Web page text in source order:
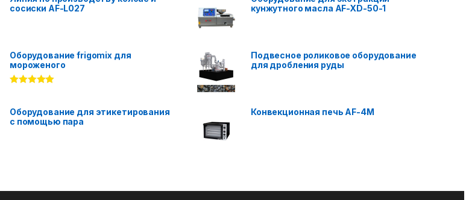
сосиски AF-L027
Оборудование frigomix для
мороженого
Оборудование для этикетирования
с помощью пара
кунжутного масла AF-XD-50-1
Подвесное роликовое оборудование
для дробления руды
Конвекционная печь AF-4M